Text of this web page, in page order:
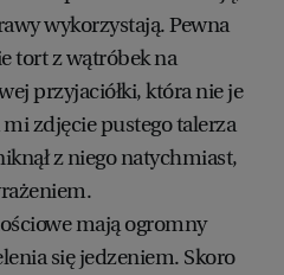
wykorzystają. Pewna
tort z wątróbek na
przyjaciółki, która nie je
mi zdjęcie pustego talerza
z niego natychmiast,
mają ogromny
się jedzeniem. Skoro